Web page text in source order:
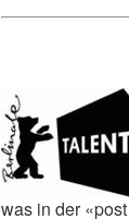
was in der